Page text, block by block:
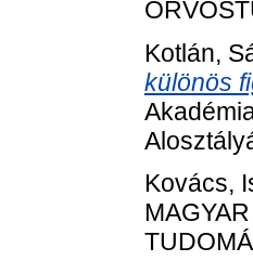
Kotlán,
különös
Kovács,